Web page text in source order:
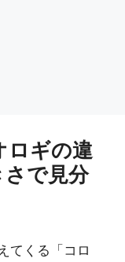
ロギの違
さで見分
てくる「コロ